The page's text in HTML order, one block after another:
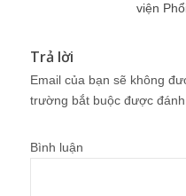
viện
Trả lời
Email của bạn sẽ không
trường bắt buộc được
Bình luận